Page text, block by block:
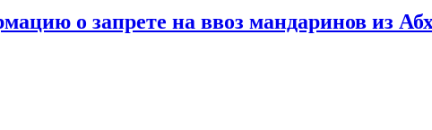
о запрете на ввоз мандаринов из